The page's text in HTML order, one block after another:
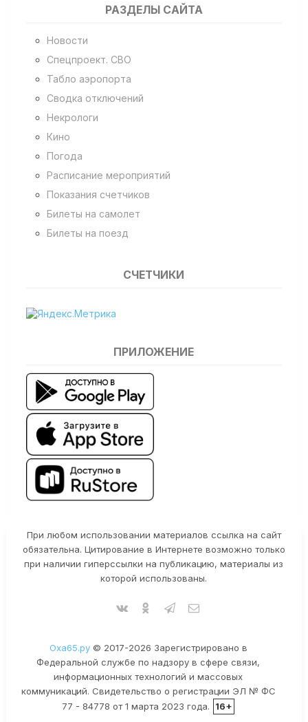
РАЗДЕЛЫ САЙТА
Новости
Спецпроект. СВО
Табло аэропорта
Сводка отключений
Некрологи
Кино
Погода
Расписание мероприятий
Показания счетчиков
Билеты на самолет
Билеты на поезд
СЧЕТЧИКИ
ПРИЛОЖЕНИЕ
При любом использовании материалов ссылка на сайт
обязательна. Цитирование в Интернете возможно только
при наличии гиперссылки на публикацию, материалы из
которой использованы.
Оха65.ру© 2017-2026 Зарегистрировано в
Федеральной службе по надзору в сфере связи,
информационных технологий и массовых
коммуникаций. Свидетельство о регистрации ЭЛ № ФС
77 - 84778 от 1 марта 2023 года.
16+